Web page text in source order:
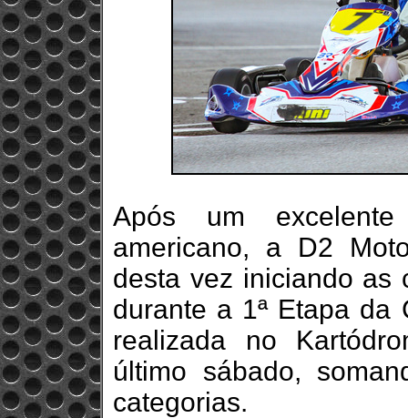
Após um
americano, a D2
desta vez iniciando as
durante a 1ª Etapa da
realizada no
último sábado,
categorias.